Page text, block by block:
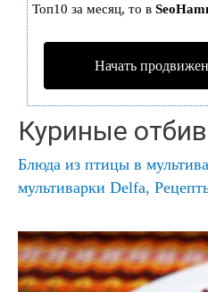
Топ10 за месяц, то в
Начать
Куриные
Блюда из птицы в
мультиварки Delfa,